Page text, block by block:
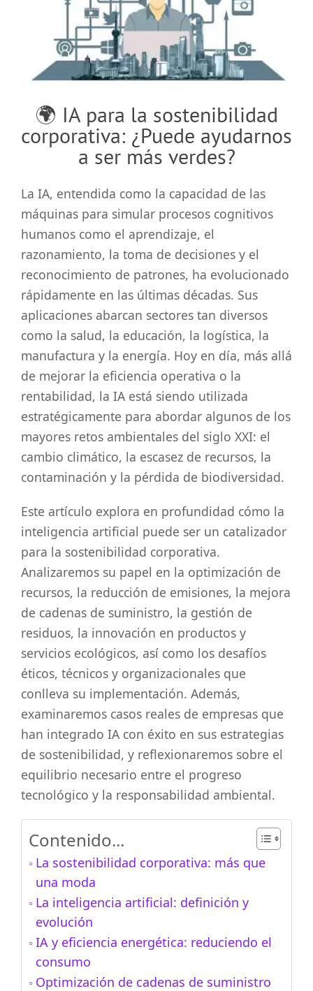
grande
🌍 IA para la sostenibilidad
corporativa: ¿Puede ayudarnos
a ser más verdes?
La IA, entendida como la capacidad de las
máquinas para simular procesos cognitivos
humanos como el aprendizaje, el
razonamiento, la toma de decisiones y el
reconocimiento de patrones, ha evolucionado
rápidamente en las últimas décadas. Sus
aplicaciones abarcan sectores tan diversos
como la salud, la educación, la logística, la
manufactura y la energía. Hoy en día, más allá
de mejorar la eficiencia operativa o la
rentabilidad, la IA está siendo utilizada
estratégicamente para abordar algunos de los
mayores retos ambientales del siglo XXI: el
cambio climático, la escasez de recursos, la
contaminación y la pérdida de biodiversidad.
Este artículo explora en profundidad cómo la
inteligencia artificial puede ser un catalizador
para la sostenibilidad corporativa.
Analizaremos su papel en la optimización de
recursos, la reducción de emisiones, la mejora
de cadenas de suministro, la gestión de
residuos, la innovación en productos y
servicios ecológicos, así como los desafíos
éticos, técnicos y organizacionales que
conlleva su implementación. Además,
examinaremos casos reales de empresas que
han integrado IA con éxito en sus estrategias
de sostenibilidad, y reflexionaremos sobre el
equilibrio necesario entre el progreso
tecnológico y la responsabilidad ambiental.
Contenido...
La sostenibilidad corporativa: más que
una moda
La inteligencia artificial: definición y
evolución
IA y eficiencia energética: reduciendo el
consumo
Optimización de cadenas de suministro